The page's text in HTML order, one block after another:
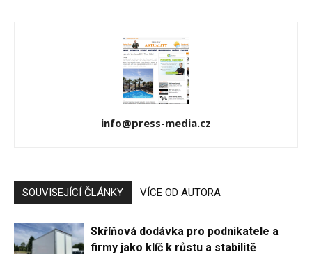
info@press-media.cz
SOUVISEJÍCÍ ČLÁNKY VÍCE OD AUTORA
Skříňová dodávka pro podnikatele a
firmy jako klíč k růstu a stabilitě